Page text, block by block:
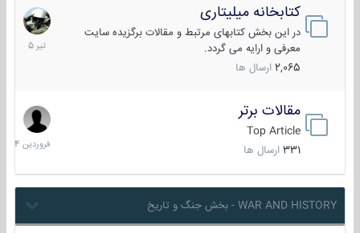
کتابخانه میلیتاری
در این بخش کتابهای مرتبط و مقالات برگزیده سایت
معرفی و ارایه می گردد.
2,065 ارسال ها
16
تیر
1405
مقالات برتر
Top Article
331 ارسال ها
29
فروردین
1404
WAR AND HISTORY - بخش جنگ و تاریخ